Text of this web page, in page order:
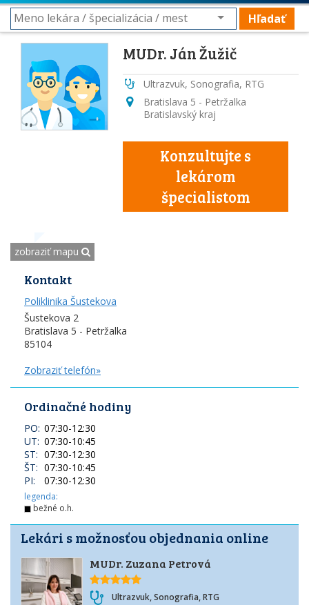
Hľadať
MUDr. Ján Žužič
Ultrazvuk, Sonografia, RTG
Bratislava 5 - Petržalka
Bratislavský kraj
Konzultujte s
lekárom
špecialistom
zobraziť mapu
Kontakt
Poliklinika Šustekova
Šustekova 2
Bratislava 5 - Petržalka
85104
Zobraziť telefón»
Ordinačné hodiny
PO: 07:30-12:30
UT: 07:30-10:45
ST: 07:30-12:30
ŠT: 07:30-10:45
PI:
07:30-12:30
legenda:
bežné o.h.
Lekári s možnosťou objednania online
MUDr. Zuzana Petrová
Ultrazvuk, Sonografia, RTG